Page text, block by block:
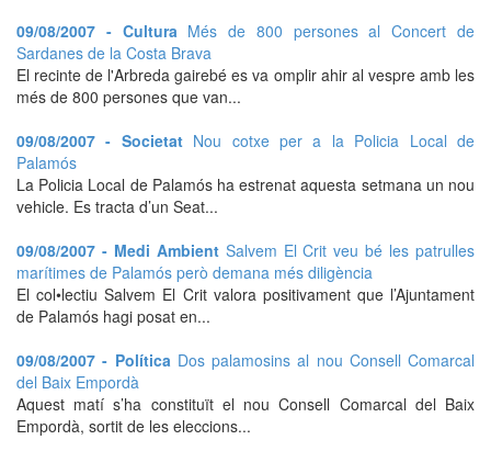
09/08/2007 - Cultura Més de 800 persones al Concert de
Sardanes de la Costa Brava
El recinte de l'Arbreda gairebé es va omplir ahir al vespre amb les
més de 800 persones que van...
09/08/2007 - Societat Nou cotxe per a la Policia Local de
Palamós
La Policia Local de Palamós ha estrenat aquesta setmana un nou
vehicle. Es tracta d’un Seat...
09/08/2007 - Medi Ambient Salvem El Crit veu bé les patrulles
marítimes de Palamós però demana més diligència
El col•lectiu Salvem El Crit valora positivament que l’Ajuntament
de Palamós hagi posat en...
09/08/2007 - Política Dos palamosins al nou Consell Comarcal
del Baix Empordà
Aquest matí s’ha constituït el nou Consell Comarcal del Baix
Empordà, sortit de les eleccions...